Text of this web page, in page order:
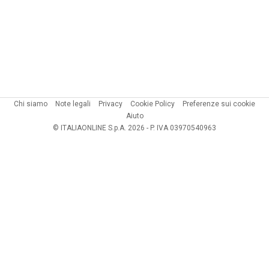
Chi siamo Note legali Privacy Cookie Policy
Preferenze sui cookie
Aiuto
© ITALIAONLINE S.p.A. 2026 - P. IVA 03970540963